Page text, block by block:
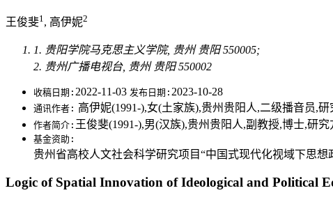
王俊斐1, 高伊妮2
1. 贵阳学院马克思主义学院, 贵州 贵阳 550005;
2. 贵州广播电视台, 贵州 贵阳 550002
收稿日期: 2022-11-03 发布日期: 2023-10-28
通讯作者: 高伊妮(1991-),女(土家族),贵州贵阳人,二级播音员,研
作者简介: 王俊斐(1991-),男(汉族),贵州贵阳人,副教授,博士,研
基金资助:
贵州省高校人文社会科学研究项目“中国式现代化视域下思想
Logic of Spatial Innovation of Ideological and Political